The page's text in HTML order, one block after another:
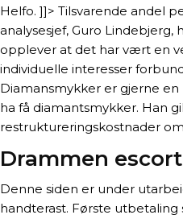
Helfo. ]]> Tilsvarende andel
analysesjef, Guro
opplever at det har vært en
individuelle interesser
Diamansmykker er gjerne
ha få diamantsmykker. Han
restruktureringskostnader
Drammen
Denne siden er under
handterast. Første utbetaling